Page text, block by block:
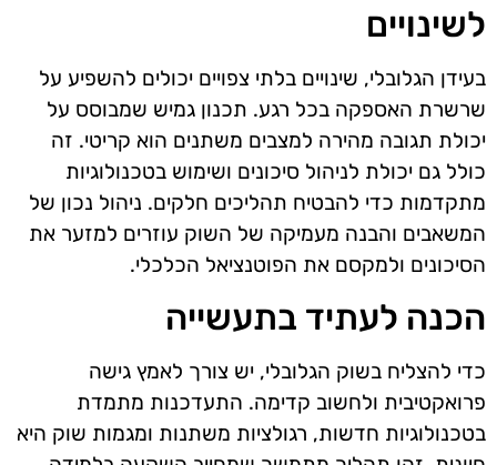
לשינויים
בעידן הגלובלי, שינויים בלתי צפויים יכולים להשפיע על
שרשרת האספקה בכל רגע. תכנון גמיש שמבוסס על
יכולת תגובה מהירה למצבים משתנים הוא קריטי. זה
כולל גם יכולת לניהול סיכונים ושימוש בטכנולוגיות
מתקדמות כדי להבטיח תהליכים חלקים. ניהול נכון של
המשאבים והבנה מעמיקה של השוק עוזרים למזער את
הסיכונים ולמקסם את הפוטנציאל הכלכלי.
הכנה לעתיד בתעשייה
כדי להצליח בשוק הגלובלי, יש צורך לאמץ גישה
פרואקטיבית ולחשוב קדימה. התעדכנות מתמדת
בטכנולוגיות חדשות, רגולציות משתנות ומגמות שוק היא